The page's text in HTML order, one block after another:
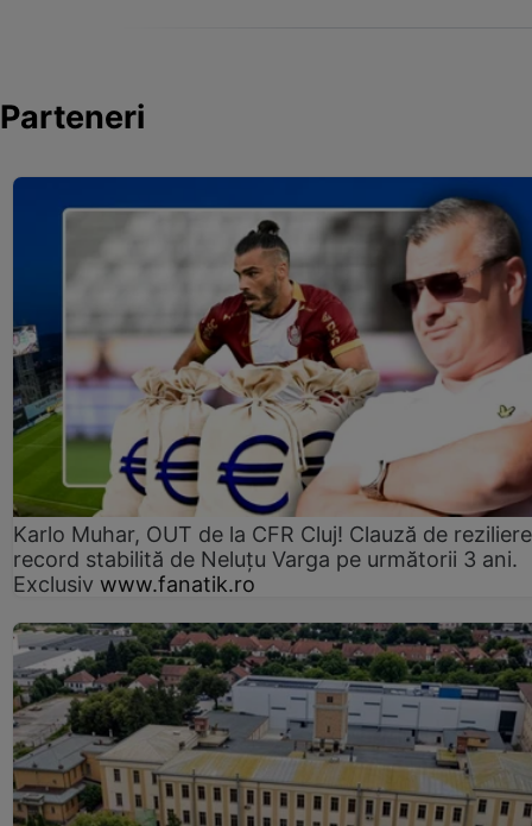
Parteneri
Karlo Muhar, OUT de la CFR Cluj! Clauză de reziliere
record stabilită de Neluțu Varga pe următorii 3 ani.
Exclusiv www.fanatik.ro